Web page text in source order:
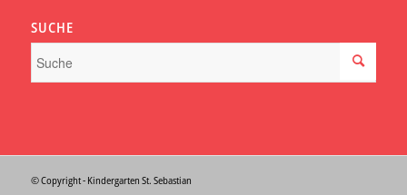
SUCHE
© Copyright - Kindergarten St. Sebastian